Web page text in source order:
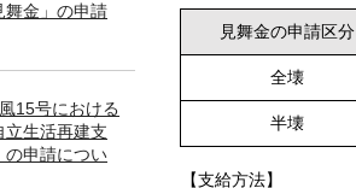
舞金」の申請
15号における
立生活再建支
の申請につい
見舞金の申請区分
全壊
半壊
【支給方法】